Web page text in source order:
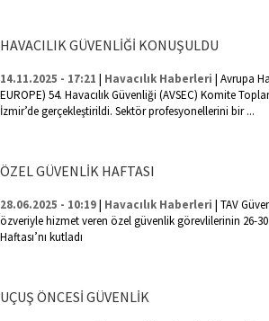
HAVACILIK GÜVENLİĞİ KONUŞULDU
14.11.2025 - 17:21 | Havacılık Haberleri | Avrupa
EUROPE) 54. Havacılık Güvenliği (AVSEC) Komite
İzmir’de gerçekleştirildi. Sektör profesyonellerini bir ...
ÖZEL GÜVENLİK HAFTASI
28.06.2025 - 10:19| Havacılık Haberleri | TAV
özveriyle hizmet veren özel güvenlik görevlilerinin 26-
Haftası’nı kutladı
UÇUŞ ÖNCESİ GÜVENLİK